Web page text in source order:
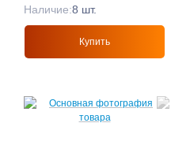
Наличие:8 шт.
Купить